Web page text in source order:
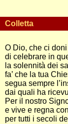
Colletta
O Dio, che ci
di celebrare in
la solennità dei
fa’ che la tua
segua sempre
dai quali ha
Per il nostro
e vive e regna
per tutti i secoli